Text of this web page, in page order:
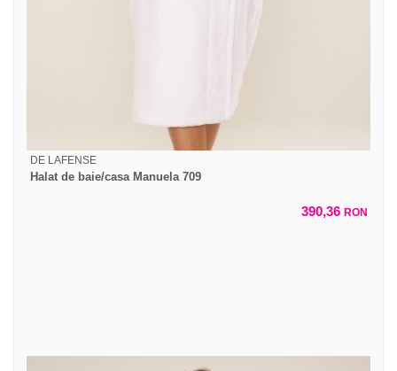
DE LAFENSE
Halat de baie/casa Manuela 709
390,36 RON